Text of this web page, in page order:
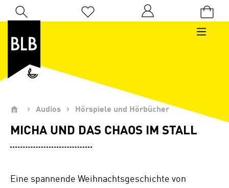
Zum Hauptinhalt springen
Du hast 0 Produkte auf dem Merkzettel
Audios Hörspiele und Hörbücher
MICHA UND DAS CHAOS IM STALL
Eine spannende Weihnachtsgeschichte von